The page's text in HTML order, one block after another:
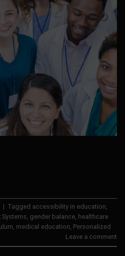
| Tagged accessibility in education
Systems gender balance healthcare
medical education Personalized
Leave a comment